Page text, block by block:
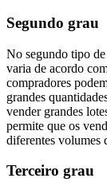
Segundo grau
No segundo tipo
varia de acordo
compradores
grandes
vender grandes
permite que os
diferentes volumes
Terceiro grau